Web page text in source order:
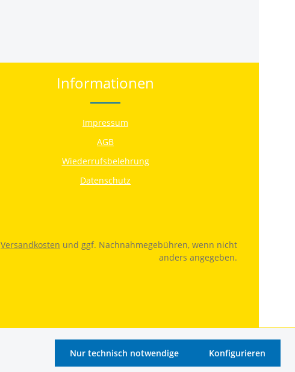
Informationen
Impressum
AGB
Wiederrufsbelehrung
Datenschutz
Versandkosten und ggf. Nachnahmegebühren, wenn nicht
anders angegeben.
Nur technisch notwendige Konfigurieren